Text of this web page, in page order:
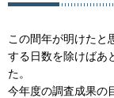
この間年が明けたと
する日数を除けばあ
た。
今年度の調査成果の